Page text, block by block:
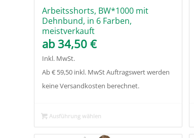
Arbeitsshorts, BW*1000 mit
Dehnbund, in 6 Farben,
meistverkauft
ab 34,50 €
Inkl. MwSt.
Ab € 59,50 inkl. MwSt Auftragswert werden
keine Versandkosten berechnet.
Ausführung wählen